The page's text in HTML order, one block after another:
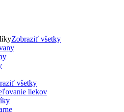
Zobraziť všetky
všetky